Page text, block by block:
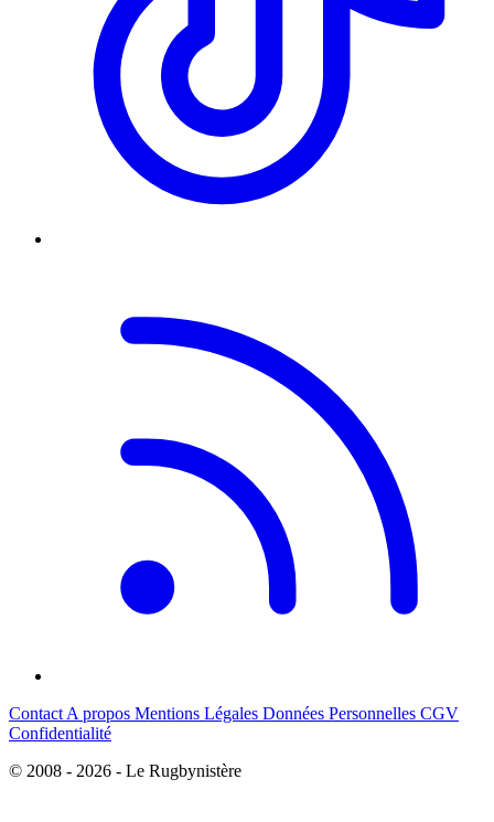
Contact A propos Mentions Légales Données Personnelles CGV
Confidentialité
© 2008 - 2026 - Le Rugbynistère